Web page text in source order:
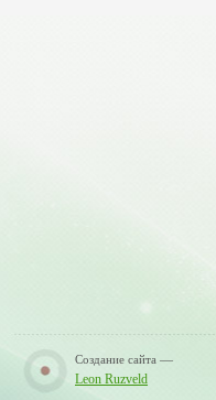
Создание сайта —
Leon Ruzveld